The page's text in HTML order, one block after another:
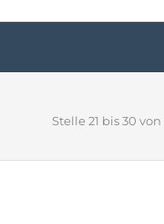
Stelle 21 bis 30 von